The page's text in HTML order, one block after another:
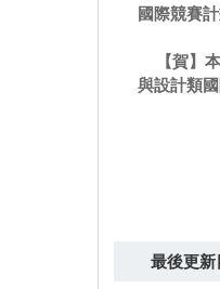
國際競賽
【賀】
與設計類
最後更新